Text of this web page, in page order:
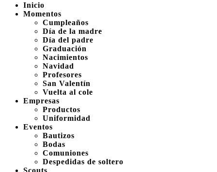
Inicio
Momentos
Cumpleaños
Día de la madre
Día del padre
Graduación
Nacimientos
Navidad
Profesores
San Valentín
Vuelta al cole
Empresas
Productos
Uniformidad
Eventos
Bautizos
Bodas
Comuniones
Despedidas de soltero
Scouts